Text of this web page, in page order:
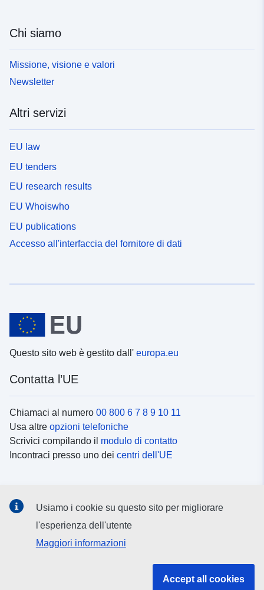
Chi siamo
Missione, visione e valori
Newsletter
Altri servizi
EU law
EU tenders
EU research results
EU Whoiswho
EU publications
Accesso all'interfaccia del fornitore di dati
Questo sito web è gestito dall' europa.eu
Contatta l’UE
Chiamaci al numero 00 800 6 7 8 9 10 11
Usa altre opzioni telefoniche
Scrivici compilando il modulo di contatto
Incontraci presso uno dei centri dell'UE
Cerca icanali social
Usiamo i cookie su questo sito per migliorare
l'esperienza dell'utente
Maggiori informazioni
Accept all cookies